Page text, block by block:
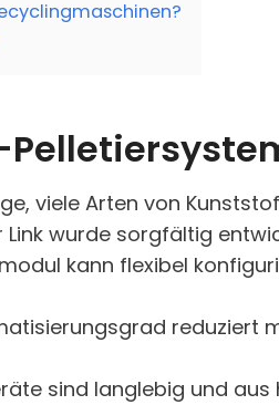
viele Arten von
Link wurde sorgfältig
kann flexibel
reduziert
sind langlebig und